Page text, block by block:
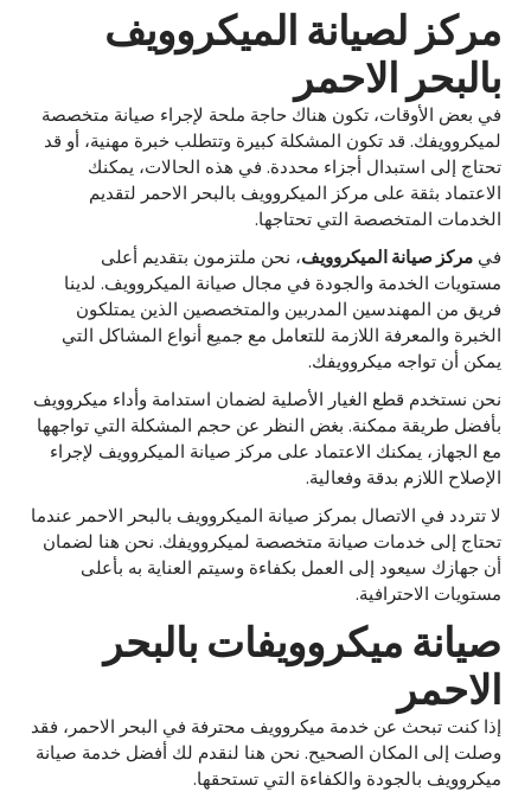
مركز لصيانة الميكروويف
بالبحر الاحمر
في بعض الأوقات، تكون هناك حاجة ملحة لإجراء صيانة متخصصة
لميكروويفك. قد تكون المشكلة كبيرة وتتطلب خبرة مهنية، أو قد
تحتاج إلى استبدال أجزاء محددة. في هذه الحالات، يمكنك
الاعتماد بثقة على مركز الميكروويف بالبحر الاحمر لتقديم
الخدمات المتخصصة التي تحتاجها.
في مركز صيانة الميكروويف، نحن ملتزمون بتقديم أعلى
مستويات الخدمة والجودة في مجال صيانة الميكروويف. لدينا
فريق من المهندسين المدربين والمتخصصين الذين يمتلكون
الخبرة والمعرفة اللازمة للتعامل مع جميع أنواع المشاكل التي
يمكن أن تواجه ميكروويفك.
نحن نستخدم قطع الغيار الأصلية لضمان استدامة وأداء ميكروويف
بأفضل طريقة ممكنة. بغض النظر عن حجم المشكلة التي تواجهها
مع الجهاز، يمكنك الاعتماد على مركز صيانة الميكروويف لإجراء
الإصلاح اللازم بدقة وفعالية.
لا تتردد في الاتصال بمركز صيانة الميكروويف بالبحر الاحمر عندما
تحتاج إلى خدمات صيانة متخصصة لميكروويفك. نحن هنا لضمان
أن جهازك سيعود إلى العمل بكفاءة وسيتم العناية به بأعلى
مستويات الاحترافية.
صيانة ميكروويفات بالبحر
الاحمر
إذا كنت تبحث عن خدمة ميكروويف محترفة في البحر الاحمر، فقد
وصلت إلى المكان الصحيح. نحن هنا لنقدم لك أفضل خدمة صيانة
ميكروويف بالجودة والكفاءة التي تستحقها.